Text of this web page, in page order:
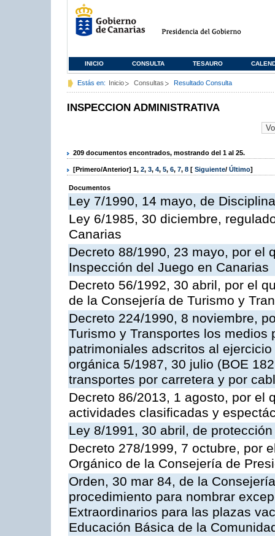
INICIO CONSULTA TESAURO
Estás en: Inicio Consultas Resultado Consulta
INSPECCION ADMINISTRATIVA
209 documentos encontrados, mostrando del 1 al 25.
[Primero/Anterior] 1, 2, 3, 4, 5, 6, 7, 8 [ Siguiente/ Último]
Documentos
Ley 7/1990, 14 mayo, de
Ley 6/1985, 30 diciembre,
Canarias
Decreto 88/1990, 23 mayo, por el
Inspección del Juego en Canarias
Decreto 56/1992, 30 abril, por el
de la Consejería de Turismo y
Decreto 224/1990, 8 noviembre,
Turismo y Transportes los
patrimoniales adscritos al
orgánica 5/1987, 30 julio (BOE
transportes por carretera y por
Decreto 86/2013, 1 agosto, por el
actividades clasificadas y
Ley 8/1991, 30 abril, de
Decreto 278/1999, 7 octubre, por
Orgánico de la Consejería de
Orden, 30 mar 84, de la
procedimiento para nombrar
Extraordinarios para las plazas
Educación Básica de la